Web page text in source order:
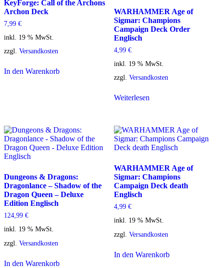
KeyForge: Call of the Archons
Archon Deck
7,99 €
inkl. 19 % MwSt.
zzgl. Versandkosten
In den Warenkorb
WARHAMMER Age of
Sigmar: Champions
Campaign Deck Order
Englisch
4,99 €
inkl. 19 % MwSt.
zzgl. Versandkosten
Weiterlesen
Dungeons & Dragons:
Dragonlance – Shadow of the
Dragon Queen – Deluxe
Edition Englisch
124,99 €
inkl. 19 % MwSt.
zzgl. Versandkosten
In den Warenkorb
WARHAMMER Age of
Sigmar: Champions
Campaign Deck death
Englisch
4,99 €
inkl. 19 % MwSt.
zzgl. Versandkosten
In den Warenkorb